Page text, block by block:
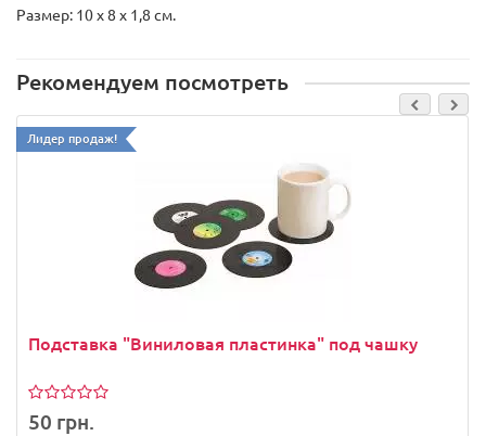
Размер: 10 x 8 x 1,8 см.
Рекомендуем посмотреть
Лидер продаж!
Подставка "Виниловая пластинка" под чашку
50 грн.